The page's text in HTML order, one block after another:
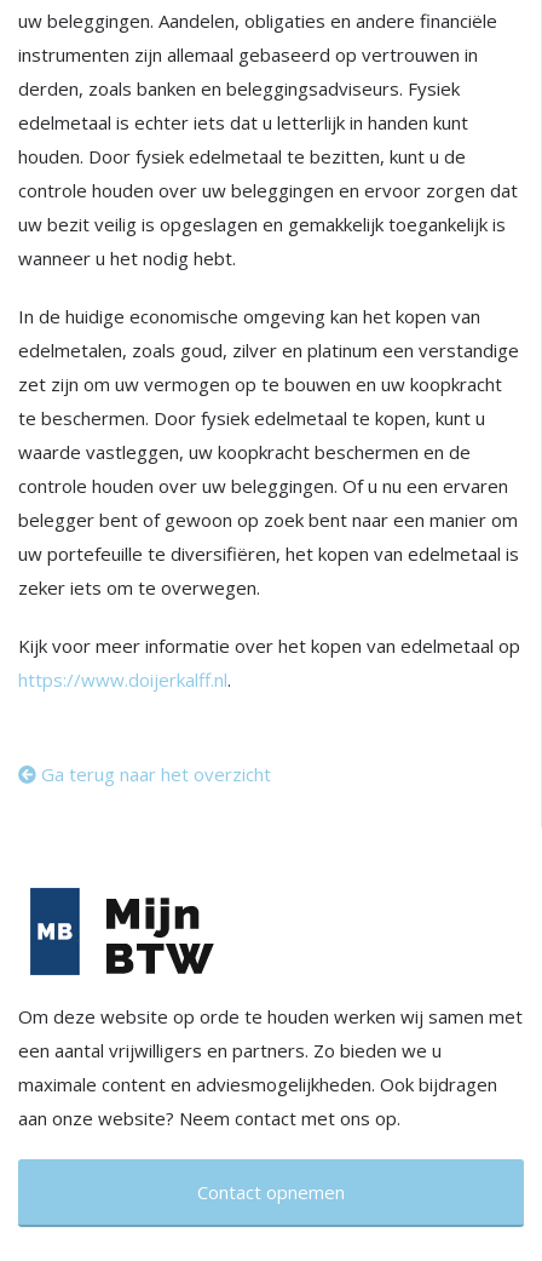
uw beleggingen. Aandelen, obligaties en andere financiële
instrumenten zijn allemaal gebaseerd op vertrouwen in
derden, zoals banken en beleggingsadviseurs. Fysiek
edelmetaal is echter iets dat u letterlijk in handen kunt
houden. Door fysiek edelmetaal te bezitten, kunt u de
controle houden over uw beleggingen en ervoor zorgen dat
uw bezit veilig is opgeslagen en gemakkelijk toegankelijk is
wanneer u het nodig hebt.
In de huidige economische omgeving kan het kopen van
edelmetalen, zoals goud, zilver en platinum een verstandige
zet zijn om uw vermogen op te bouwen en uw koopkracht
te beschermen. Door fysiek edelmetaal te kopen, kunt u
waarde vastleggen, uw koopkracht beschermen en de
controle houden over uw beleggingen. Of u nu een ervaren
belegger bent of gewoon op zoek bent naar een manier om
uw portefeuille te diversifiëren, het kopen van edelmetaal is
zeker iets om te overwegen.
Kijk voor meer informatie over het kopen van edelmetaal op
https://www.doijerkalff.nl.
Ga terug naar het overzicht
Om deze website op orde te houden werken wij samen met
een aantal vrijwilligers en partners. Zo bieden we u
maximale content en adviesmogelijkheden. Ook bijdragen
aan onze website? Neem contact met ons op.
Contact opnemen